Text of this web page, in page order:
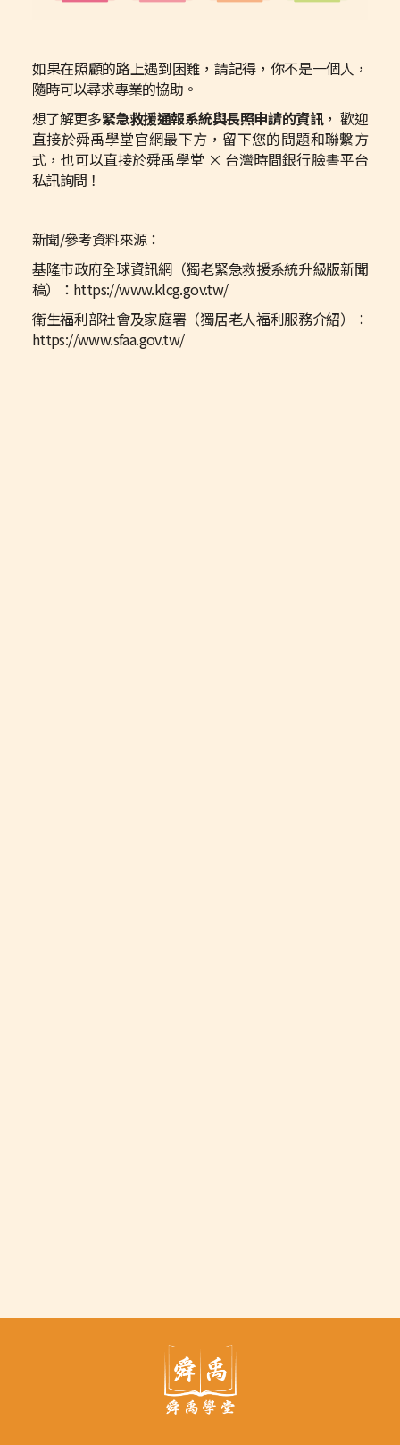
如果在照顧的路上遇到困難，請記得，你不是一個人，
隨時可以尋求專業的協助。
想了解更多緊急救援通報系統與長照申請的資訊， 歡迎
直接於舜禹學堂官網最下方，留下您的問題和聯繫方
式，也可以直接於舜禹學堂 × 台灣時間銀行臉書平台
私訊詢問！
新聞/參考資料來源：
基隆市政府全球資訊網（獨老緊急救援系統升級版新聞
稿）：https://www.klcg.gov.tw/
衛生福利部社會及家庭署（獨居老人福利服務介紹）：
https://www.sfaa.gov.tw/